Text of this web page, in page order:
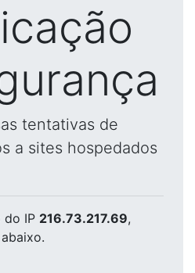
tentativas de
a sites hospedados
do IP 216.73.217.69,